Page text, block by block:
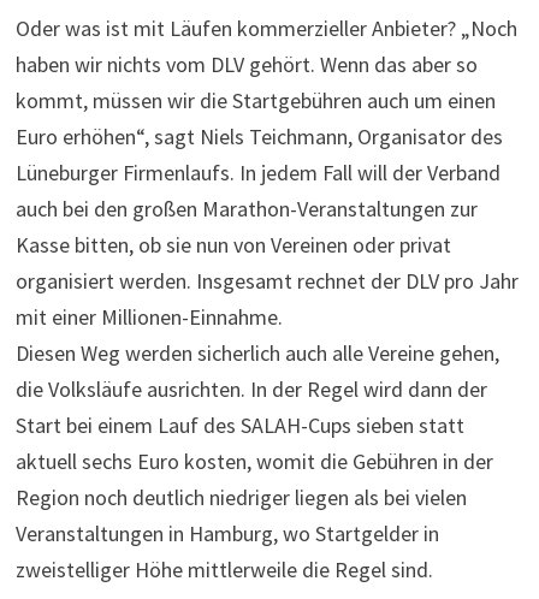
Oder was ist mit Läufen kommerzieller Anbieter? „Noch
haben wir nichts vom DLV gehört. Wenn das aber so
kommt, müssen wir die Startgebühren auch um einen
Euro erhöhen“, sagt Niels Teichmann, Organisator des
Lüneburger Firmenlaufs. In jedem Fall will der Verband
auch bei den großen Marathon-Veranstaltungen zur
Kasse bitten, ob sie nun von Vereinen oder privat
organisiert werden. Insgesamt rechnet der DLV pro Jahr
mit einer Millionen-Einnahme.
Diesen Weg werden sicherlich auch alle Vereine gehen,
die Volksläufe ausrichten. In der Regel wird dann der
Start bei einem Lauf des SALAH-Cups sieben statt
aktuell sechs Euro kosten, womit die Gebühren in der
Region noch deutlich niedriger liegen als bei vielen
Veranstaltungen in Hamburg, wo Startgelder in
zweistelliger Höhe mittlerweile die Regel sind.